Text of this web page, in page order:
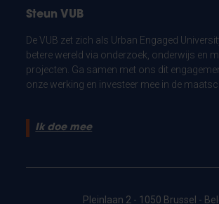
Steun VUB
De VUB zet zich als Urban Engaged
betere wereld via onderzoek, onderwijs en
projecten. Ga samen met ons dit
onze werking en investeer mee in de
Ik doe mee
Pleinlaan 2 - 1050 Brussel -